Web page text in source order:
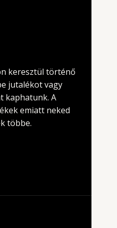
keresztül történő
jutalékot vagy
kaphatunk. A
emiatt neked
többe.